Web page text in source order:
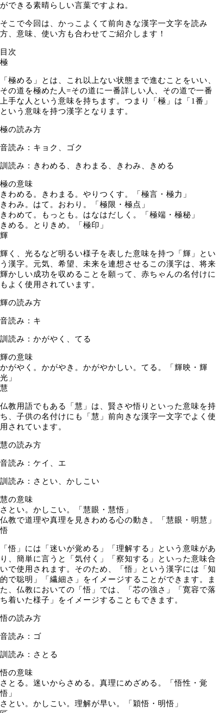
ができる素晴らしい言葉ですよね。
そこで今回は、かっこよくて前向きな漢字一文字を読み
方、意味、使い方も合わせてご紹介します！
目次
極
「極める」とは、これ以上ない状態まで進むことをいい、
その道を極めた人=その道に一番詳しい人、その道で一番
上手な人という意味を持ちます。つまり「極」は「1番」
という意味を持つ漢字となります。
極の読み方
音読み：キョク、ゴク
訓読み：きわめる、きわまる、きわみ、きめる
極の意味
きわめる。きわまる。やりつくす。「極言・極力」
きわみ。はて。おわり。「極限・極点」
きわめて。もっとも。はなはだしく。「極端・極秘」
きめる。とりきめ。「極印」
輝
輝く、光るなど明るい様子を表した意味を持つ「輝」とい
う漢字。元気、希望、未来を連想させるこの漢字は、将来
輝かしい成功を収めることを願って、赤ちゃんの名付けに
もよく使用されています。
輝の読み方
音読み：キ
訓読み：かがやく、てる
輝の意味
かがやく。かがやき。かがやかしい。てる。「輝映・輝
光」
慧
仏教用語でもある「慧」は、賢さや悟りといった意味を持
ち、子供の名付けにも「慧」前向きな漢字一文字でよく使
用されています。
慧の読み方
音読み：ケイ、エ
訓読み：さとい、かしこい
慧の意味
さとい。かしこい。「慧眼・慧悟」
仏教で道理や真理を見きわめる心の動き。「慧眼・明慧」
悟
「悟」には「迷いが覚める」「理解する」という意味があ
り、簡単に言うと「気付く」「察知する」といった意味合
いで使用されます。そのため、「悟」という漢字には「知
的で聡明」「繊細さ」をイメージすることができます。ま
た、仏教においての「悟」では、「芯の強さ」「寛容で落
ち着いた様子」をイメージすることもできます。
悟の読み方
音読み：ゴ
訓読み：さとる
悟の意味
さとる。迷いからさめる。真理にめざめる。「悟性・覚
悟」
さとい。かしこい。理解が早い。「穎悟・明悟」